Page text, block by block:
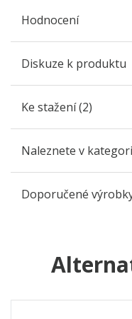
Hodnocení
Diskuze k produktu
Ke stažení (2)
Naleznete v
Doporučené